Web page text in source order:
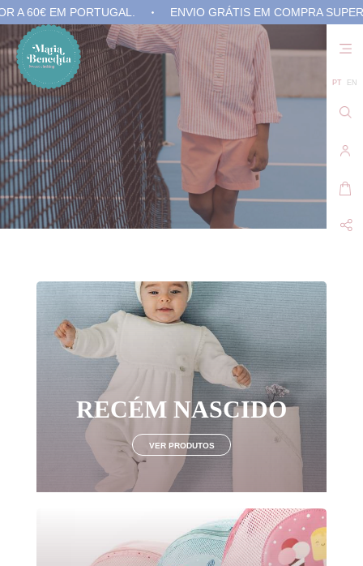
EM PORTUGAL. ENVIO GRÁTIS EM COMPRA SUPERIOR A
PT EN
Não
no
de
RECÉM NASCIDO
VER PRODUTOS